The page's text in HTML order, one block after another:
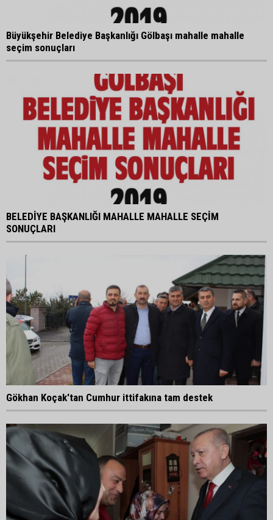
Büyükşehir Belediye Başkanlığı Gölbaşı mahalle mahalle
seçim sonuçları
BELEDİYE BAŞKANLIĞI MAHALLE MAHALLE SEÇİM
SONUÇLARI
Gökhan Koçak'tan Cumhur ittifakına tam destek